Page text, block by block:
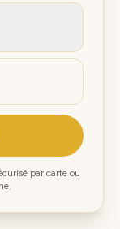
par carte ou